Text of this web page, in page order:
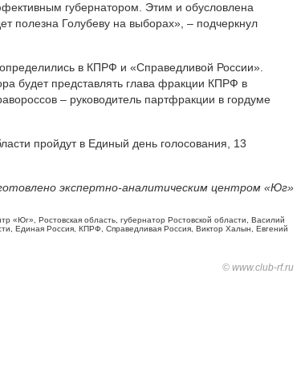
губернатором. Этим и обусловлена
полезна Голубеву на выборах», – подчеркнул
в КПРФ и «Справедливой России».
будет представлять глава фракции КПРФ в
– руководитель партфракции в гордуме
пройдут в Единый день голосования, 13
экспертно-аналитическим центром «Юг»
«Юг» Ростовская область губернатор Ростовской области
Василий
Единая Россия КПРФ Справедливая Россия Виктор Халын
Евгений
© www.club-rf.ru